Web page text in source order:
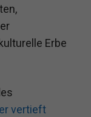
Erbe
vertieft